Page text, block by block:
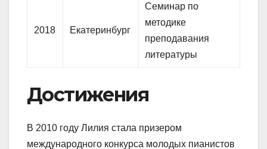
2018 Екатеринбург
Семинар по
методике
преподавания
литературы
Достижения
В 2010 году Лилия стала призером
международного конкурса молодых пианистов